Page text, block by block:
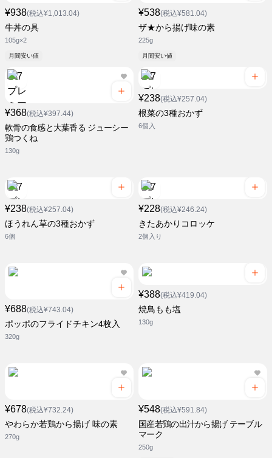
¥938(税込¥1,013.04)
牛丼の具
105g×2
月間安い値
¥538(税込¥581.04)
ザ★から揚げ味の素
225g
月間安い値
¥368(税込¥397.44)
軟骨の食感と大葉香る ジューシー
鶏つくね
130g
¥238(税込¥257.04)
根菜の3種おかず
6個入
¥238(税込¥257.04)
ほうれん草の3種おかず
6個
¥228(税込¥246.24)
きたあかりコロッケ
2個入り
¥688(税込¥743.04)
ポッポのフライドチキン4枚入
320g
¥388(税込¥419.04)
焼鳥もも塩
130g
¥678(税込¥732.24)
やわらか若鶏から揚げ 味の素
270g
¥548(税込¥591.84)
国産若鶏の出汁から揚げ テーブル
マーク
250g